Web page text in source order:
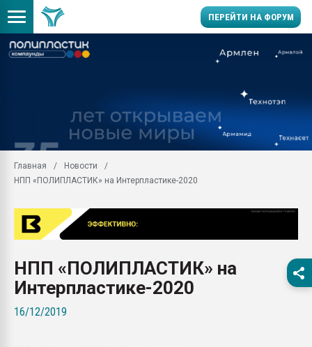
ПЕРЕЙТИ НА ФОРУМ
Вакуум-формовочные
ближайшее
Подмосковье, Москва
28.07.2026
бутылок
Материал
вакуумного
Главная
Новости
НПП «ПОЛИПЛАСТИК» на Интерпластике-2020
НПП «ПОЛИПЛАСТИК» на
Интерпластике-2020
16/12/2019